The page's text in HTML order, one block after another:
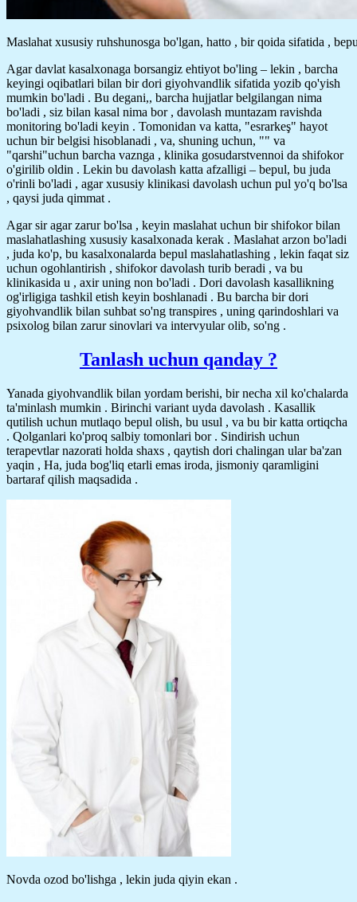
Maslahat xususiy ruhshunosga bo'lgan, hatto , bir qoida sifatida ,
Agar davlat kasalxonaga borsangiz ehtiyot bo'ling – lekin , barcha
keyingi oqibatlari bilan bir dori giyohvandlik sifatida yozib qo'yish
mumkin bo'ladi . Bu degani,, barcha hujjatlar belgilangan nima
bo'ladi , siz bilan kasal nima bor , davolash muntazam ravishda
monitoring bo'ladi keyin . Tomonidan va katta, "esrarkeş" hayot
uchun bir belgisi hisoblanadi , va, shuning uchun, "" va
"qarshi"uchun barcha vaznga , klinika gosudarstvennoi da shifokor
o'girilib oldin . Lekin bu davolash katta afzalligi – bepul, bu juda
o'rinli bo'ladi , agar xususiy klinikasi davolash uchun pul yo'q bo'lsa
, qaysi juda qimmat .
Agar sir agar zarur bo'lsa , keyin maslahat uchun bir shifokor bilan
maslahatlashing xususiy kasalxonada kerak . Maslahat arzon bo'ladi
, juda ko'p, bu kasalxonalarda bepul maslahatlashing , lekin faqat siz
uchun ogohlantirish , shifokor davolash turib beradi , va bu
klinikasida u , axir uning non bo'ladi . Dori davolash kasallikning
og'irligiga tashkil etish keyin boshlanadi . Bu barcha bir dori
giyohvandlik bilan suhbat so'ng transpires , uning qarindoshlari va
psixolog bilan zarur sinovlari va intervyular olib, so'ng .
Tanlash uchun qanday ?
Yanada giyohvandlik bilan yordam berishi, bir necha xil ko'chalarda
ta'minlash mumkin . Birinchi variant uyda davolash . Kasallik
qutilish uchun mutlaqo bepul olish, bu usul , va bu bir katta ortiqcha
. Qolganlari ko'proq salbiy tomonlari bor . Sindirish uchun
terapevtlar nazorati holda shaxs , qaytish dori chalingan ular ba'zan
yaqin , Ha, juda bog'liq etarli emas iroda, jismoniy qaramligini
bartaraf qilish maqsadida .
Novda ozod bo'lishga , lekin juda qiyin ekan .